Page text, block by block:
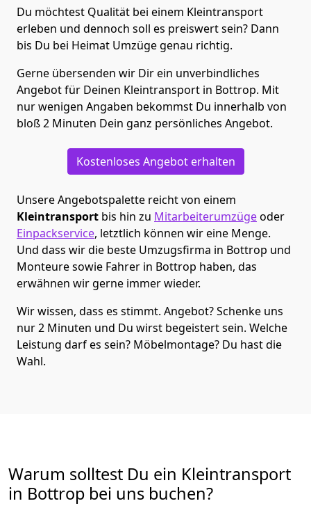
Du möchtest Qualität bei einem Kleintransport
erleben und dennoch soll es preiswert sein? Dann
bis Du bei Heimat Umzüge genau richtig.
Gerne übersenden wir Dir ein unverbindliches
Angebot für Deinen Kleintransport in Bottrop. Mit
nur wenigen Angaben bekommst Du innerhalb von
bloß 2 Minuten Dein ganz persönliches Angebot.
Kostenloses Angebot erhalten
Unsere Angebotspalette reicht von einem
Kleintransport bis hin zu Mitarbeiterumzügeoder
Einpackservice, letztlich können wir eine Menge.
Und dass wir die beste Umzugsfirma in Bottrop und
Monteure sowie Fahrer in Bottrop haben, das
erwähnen wir gerne immer wieder.
Wir wissen, dass es stimmt. Angebot? Schenke uns
nur 2 Minuten und Du wirst begeistert sein. Welche
Leistung darf es sein? Möbelmontage? Du hast die
Wahl.
Warum solltest Du ein Kleintransport
in Bottrop bei uns buchen?